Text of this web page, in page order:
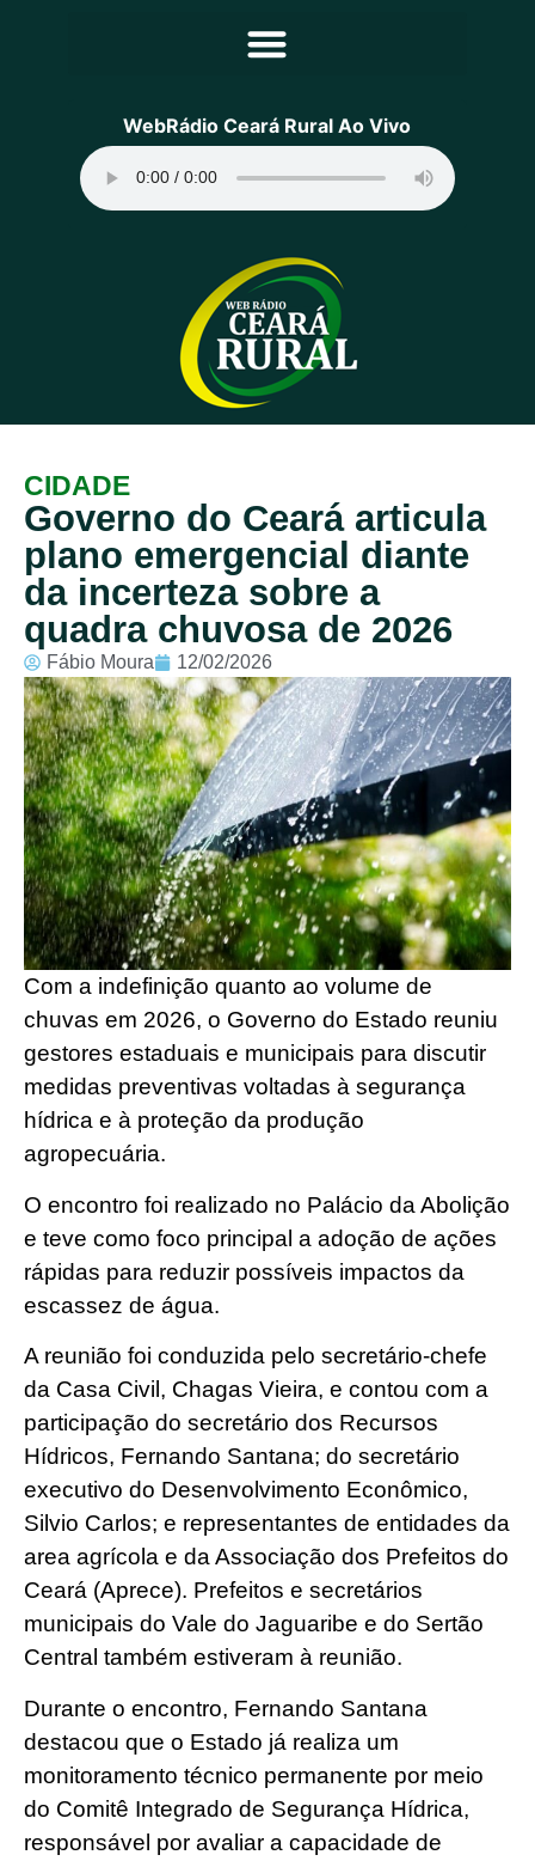
Principal
Programação
Equipe
Contato
Sobre
WebRádio Ceará Rural Ao Vivo
CIDADE
Governo do Ceará articula
plano emergencial diante
da incerteza sobre a
quadra chuvosa de 2026
Fábio Moura 12/02/2026
Com a indefinição quanto ao volume de
chuvas em 2026, o Governo do Estado reuniu
gestores estaduais e municipais para discutir
medidas preventivas voltadas à segurança
hídrica e à proteção da produção
agropecuária.
O encontro foi realizado no Palácio da Abolição
e teve como foco principal a adoção de ações
rápidas para reduzir possíveis impactos da
escassez de água.
A reunião foi conduzida pelo secretário-chefe
da Casa Civil, Chagas Vieira, e contou com a
participação do secretário dos Recursos
Hídricos, Fernando Santana; do secretário
executivo do Desenvolvimento Econômico,
Silvio Carlos; e representantes de entidades da
area agrícola e da Associação dos Prefeitos do
Ceará (Aprece). Prefeitos e secretários
municipais do Vale do Jaguaribe e do Sertão
Central também estiveram à reunião.
Durante o encontro, Fernando Santana
destacou que o Estado já realiza um
monitoramento técnico permanente por meio
do Comitê Integrado de Segurança Hídrica,
responsável por avaliar a capacidade de